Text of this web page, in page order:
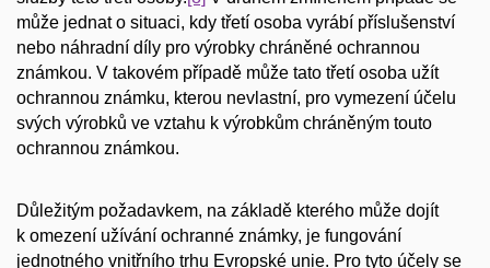
může jednat o situaci, kdy třetí osoba vyrábí příslušenství
nebo náhradní díly pro výrobky chráněné ochrannou
známkou. V takovém případě může tato třetí osoba užít
ochrannou známku, kterou nevlastní, pro vymezení účelu
svých výrobků ve vztahu k výrobkům chráněným touto
ochrannou známkou.
Důležitým požadavkem, na základě kterého může dojít
k omezení užívání ochranné známky, je fungování
jednotného vnitřního trhu Evropské unie. Pro tyto účely se